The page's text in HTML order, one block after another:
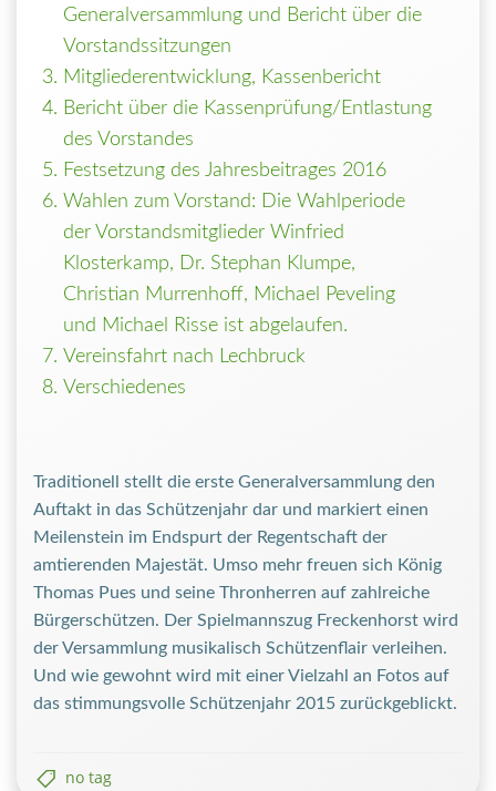
Generalversammlung und Bericht über die
Vorstandssitzungen
Mitgliederentwicklung, Kassenbericht
Bericht über die Kassenprüfung/Entlastung
des Vorstandes
Festsetzung des Jahresbeitrages 2016
Wahlen zum Vorstand: Die Wahlperiode
der Vorstandsmitglieder Winfried
Klosterkamp, Dr. Stephan Klumpe,
Christian Murrenhoff, Michael Peveling
und Michael Risse ist abgelaufen.
Vereinsfahrt nach Lechbruck
Verschiedenes
Traditionell stellt die erste Generalversammlung den
Auftakt in das Schützenjahr dar und markiert einen
Meilenstein im Endspurt der Regentschaft der
amtierenden Majestät. Umso mehr freuen sich König
Thomas Pues und seine Thronherren auf zahlreiche
Bürgerschützen. Der Spielmannszug Freckenhorst wird
der Versammlung musikalisch Schützenflair verleihen.
Und wie gewohnt wird mit einer Vielzahl an Fotos auf
das stimmungsvolle Schützenjahr 2015 zurückgeblickt.
no tag